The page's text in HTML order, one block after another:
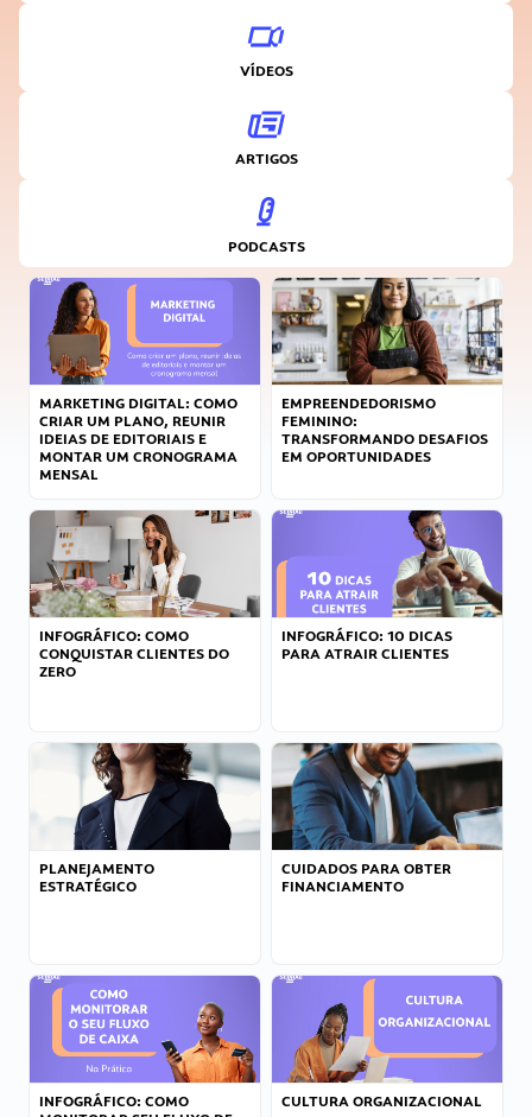
VÍDEOS
ARTIGOS
PODCASTS
MARKETING DIGITAL: COMO
CRIAR UM PLANO, REUNIR
IDEIAS DE EDITORIAIS E
MONTAR UM CRONOGRAMA
MENSAL
EMPREENDEDORISMO
FEMININO:
TRANSFORMANDO DESAFIOS
EM OPORTUNIDADES
INFOGRÁFICO: COMO
CONQUISTAR CLIENTES DO
ZERO
INFOGRÁFICO: 10 DICAS
PARA ATRAIR CLIENTES
PLANEJAMENTO
ESTRATÉGICO
CUIDADOS PARA OBTER
FINANCIAMENTO
INFOGRÁFICO: COMO
CULTURA ORGANIZACIONAL